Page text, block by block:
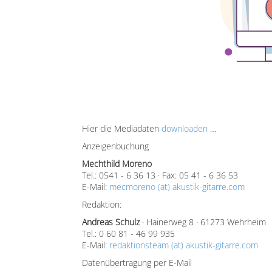
Hier die Mediadaten downloaden …
Anzeigenbuchung
Mechthild Moreno
Tel.: 0541 - 6 36 13 · Fax: 05 41 - 6 36 53
E-Mail: mecmoreno (at) akustik-gitarre.com
Redaktion:
Andreas Schulz· Hainerweg 8 · 61273 Wehrheim
Tel.: 0 60 81 - 46 99 935
E-Mail: redaktionsteam (at) akustik-gitarre.com
Datenübertragung per E-Mail